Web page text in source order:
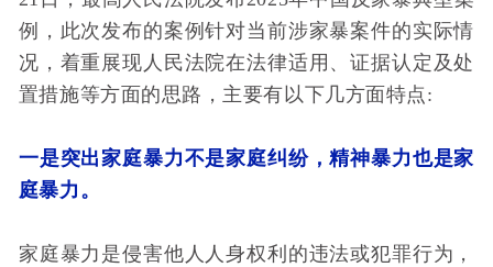
例，此次发布的案例针对当前涉家暴案件的实际情
况，着重展现人民法院在法律适用、证据认定及处
置措施等方面的思路，主要有以下几方面特点:
一是突出家庭暴力不是家庭纠纷，精神暴力也是家
庭暴力。
家庭暴力是侵害他人人身权利的违法或犯罪行为，